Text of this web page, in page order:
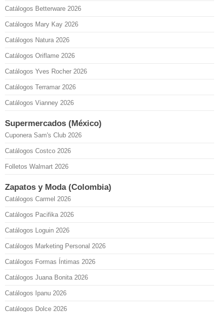
Catálogos Betterware 2026
Catálogos Mary Kay 2026
Catálogos Natura 2026
Catálogos Oriflame 2026
Catálogos Yves Rocher 2026
Catálogos Terramar 2026
Catálogos Vianney 2026
Supermercados (México)
Cuponera Sam's Club 2026
Catálogos Costco 2026
Folletos Walmart 2026
Zapatos y Moda (Colombia)
Catálogos Carmel 2026
Catálogos Pacifika 2026
Catálogos Loguin 2026
Catálogos Marketing Personal 2026
Catálogos Formas Íntimas 2026
Catálogos Juana Bonita 2026
Catálogos Ipanu 2026
Catálogos Dolce 2026